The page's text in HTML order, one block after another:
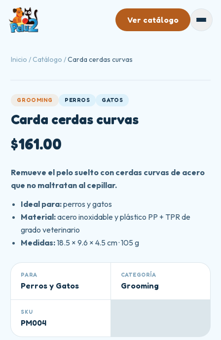
Ver catálogo
Nosotros
Contacto
Inicio / Catálogo /Carda cerdas curvas
GROOMING PERROS GATOS
Carda cerdas curvas
$161.00
Remueve el pelo suelto con cerdas curvas de acero
que no maltratan al cepillar.
Ideal para:perros y gatos
Material:acero inoxidable y plástico PP + TPR de
grado veterinario
Medidas:18.5 × 9.6 × 4.5 cm · 105 g
PARA
Perros y Gatos
CATEGORÍA
Grooming
SKU
PM004